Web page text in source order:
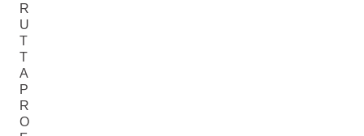
R
U
T
T
A
P
R
O